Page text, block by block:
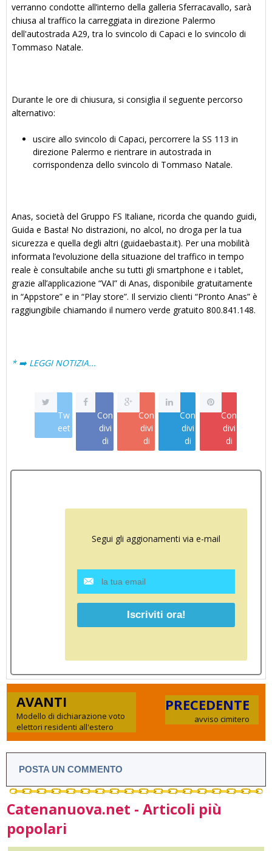
verranno condotte all’interno della galleria Sferracavallo, sarà
chiusa al traffico la carreggiata in direzione Palermo
dell'autostrada A29, tra lo svincolo di Capaci e lo svincolo di
Tommaso Natale.
Durante le ore di chiusura, si consiglia il seguente percorso
alternativo:
uscire allo svincolo di Capaci, percorrere la SS 113 in
direzione Palermo e rientrare in autostrada in
corrispondenza dello svincolo di Tommaso Natale.
Anas, società del Gruppo FS Italiane, ricorda che quando guidi,
Guida e Basta! No distrazioni, no alcol, no droga per la tua
sicurezza e quella degli altri (guidaebasta.it). Per una mobilità
informata l’evoluzione della situazione del traffico in tempo
reale è consultabile anche su tutti gli smartphone e i tablet,
grazie all’applicazione “VAI” di Anas, disponibile gratuitamente
in “Appstore” e in “Play store”. Il servizio clienti “Pronto Anas” è
raggiungibile chiamando il numero verde gratuito 800.841.148.
* ➡️ LEGGI NOTIZIA...
Tw
eet
Con
divi
di
Con
divi
di
Con
divi
di
Con
divi
di
Segui gli aggionamenti via e-mail
AVANTI
Modello di dichiarazione voto
elettori residenti all'estero
PRECEDENTE
avviso cimitero
POSTA UN COMMENTO
Catenanuova.net - Articoli più
popolari